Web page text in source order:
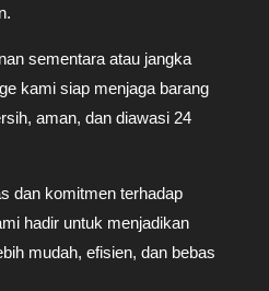
sementara atau jangka
kami siap menjaga barang
aman, dan diawasi 24
dan komitmen terhadap
hadir untuk menjadikan
mudah, efisien, dan bebas